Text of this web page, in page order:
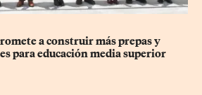
a construir más prepas y
para educación media superior